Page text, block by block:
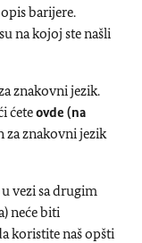
barijere.
na kojoj ste našli
znakovni jezik.
ćeteovde (na
za znakovni jezik
vezi sa drugim
neće biti
koristite naš opšti